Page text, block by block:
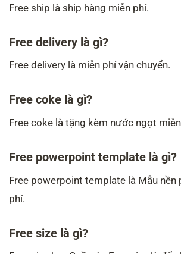
Free ship là ship hàng miễn phí.
Free delivery là gì?
Free delivery là miễn phí vận chuyển.
Free coke là gì?
Free coke là tặng kèm nước ngọt
Free powerpoint template là gì?
Free powerpoint template là Mẫu
phí.
Free size là gì?